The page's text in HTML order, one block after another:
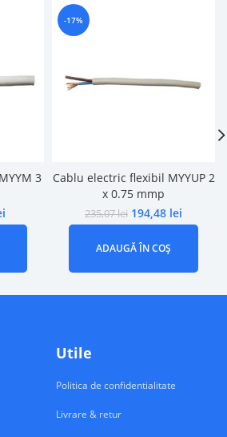
3
-17%
Cablu electric flexibil MYYUP 2
x 0.75 mmp
235,07lei 194,48 lei
ADAUGĂ ÎN COȘ
Utile
Politica de confidentialitate
Livrare & retur